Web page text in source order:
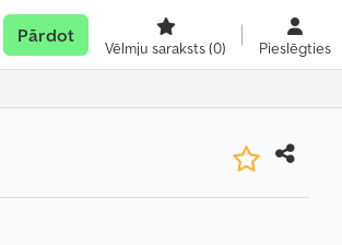
Pārdot
Vēlmju saraksts(0) Pieslēgties